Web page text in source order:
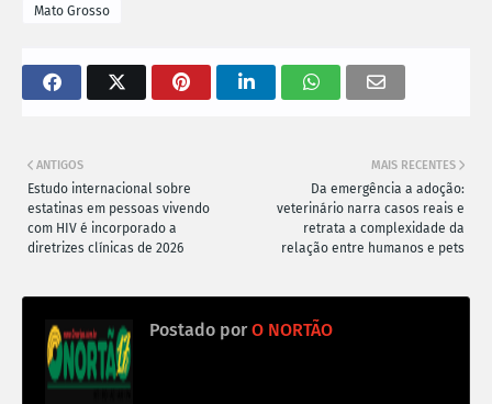
Mato Grosso
MAIS RECENTES
Da emergência a adoção:
veterinário narra casos reais e
retrata a complexidade da
relação entre humanos e pets
ANTIGOS
Estudo internacional sobre
estatinas em pessoas vivendo
com HIV é incorporado a
diretrizes clínicas de 2026
Postado por O NORTÃO